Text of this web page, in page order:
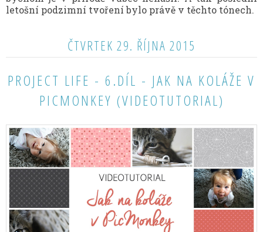
letošní podzimní tvoření bylo právě v těchto tónech.
ČTVRTEK 29. ŘÍJNA 2015
PROJECT LIFE - 6.DÍL - JAK NA KOLÁŽE V
PICMONKEY (VIDEOTUTORIAL)